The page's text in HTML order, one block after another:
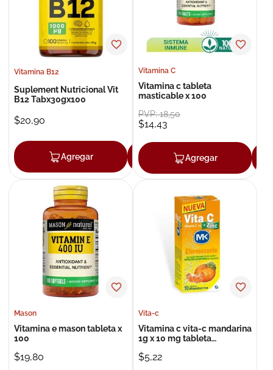
Vitamina B12
Suplement Nutricional Vit
B12 Tabx30gx100
$20,90
Agregar Agregar
Vitamina C
Vitamina c tableta
masticable x 100
PVP:18,50
$14,43
Agregar
Mason
Vitamina e mason tableta x
100
$19,80
Vita-c
Vitamina c vita-c mandarina
1g x 10 mg tableta
$5,22